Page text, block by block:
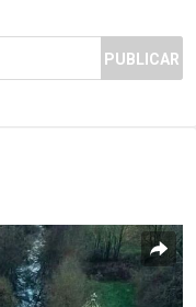
PUBLICAR